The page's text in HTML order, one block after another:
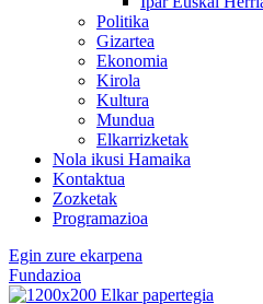
Politika
Gizartea
Ekonomia
Kirola
Kultura
Mundua
Elkarrizketak
Nola ikusi Hamaika
Kontaktua
Zozketak
Programazioa
Egin zure ekarpena
Fundazioa